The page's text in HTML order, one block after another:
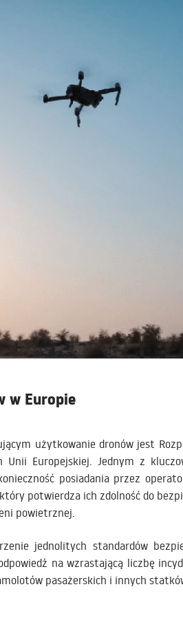
w Europie
użytkowanie dronów jest
Europejskiej. Jednym z
posiadania przez
potwierdza ich zdolność do
powietrznej.
jednolitych standardów
na wzrastającą liczbę
pasażerskich i innych